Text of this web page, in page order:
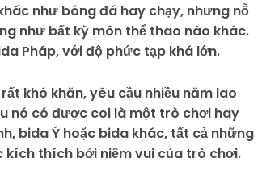
như bóng đá hay chạy, nhưng nỗ
như bất kỳ môn thể thao nào khác.
Pháp, với độ phức tạp khá lớn.
khó khăn, yêu cầu nhiều năm lao
nó có được coi là một trò chơi hay
bida Ý hoặc bida khác, tất cả những
thích bởi niềm vui của trò chơi.